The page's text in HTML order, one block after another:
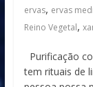
ervas, ervas
Reino Vegetal,
Purificação
tem rituais de